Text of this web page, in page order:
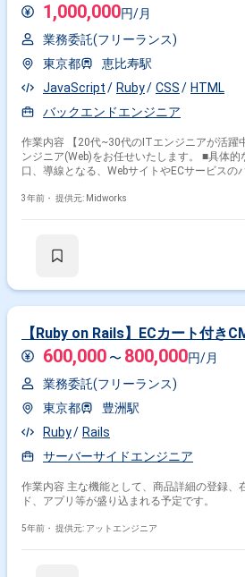
1,000,000円/月
業務委託(フリーランス)
東京都
恵比寿駅
JavaScript
Ruby CSS
HTML
バックエンドエンジニア
作業内容 【20代~30代のITエンジニアが活躍
ンジニア(Web)をお任せいたします。 ■具体的な作業内容 ・VRへの入り
口、導線となる、WebサイトやECサービスの
索する挑戦的な領域です ■期間：即日or3月~ ■場所：恵比寿※基本リモー
3年前・ 提供元: Midworks
【Ruby on Rails】ECカート付き
600,000 〜 800,000円/月
業務委託(フリーランス)
東京都
豊洲駅
Ruby
Rails
サーバーサイドエンジニア
作業内容 主な機能として、商品詳細の登録、
ド、アプリ等が盛り込まれる予定です。
5年前・ 提供元: アットエンジニア